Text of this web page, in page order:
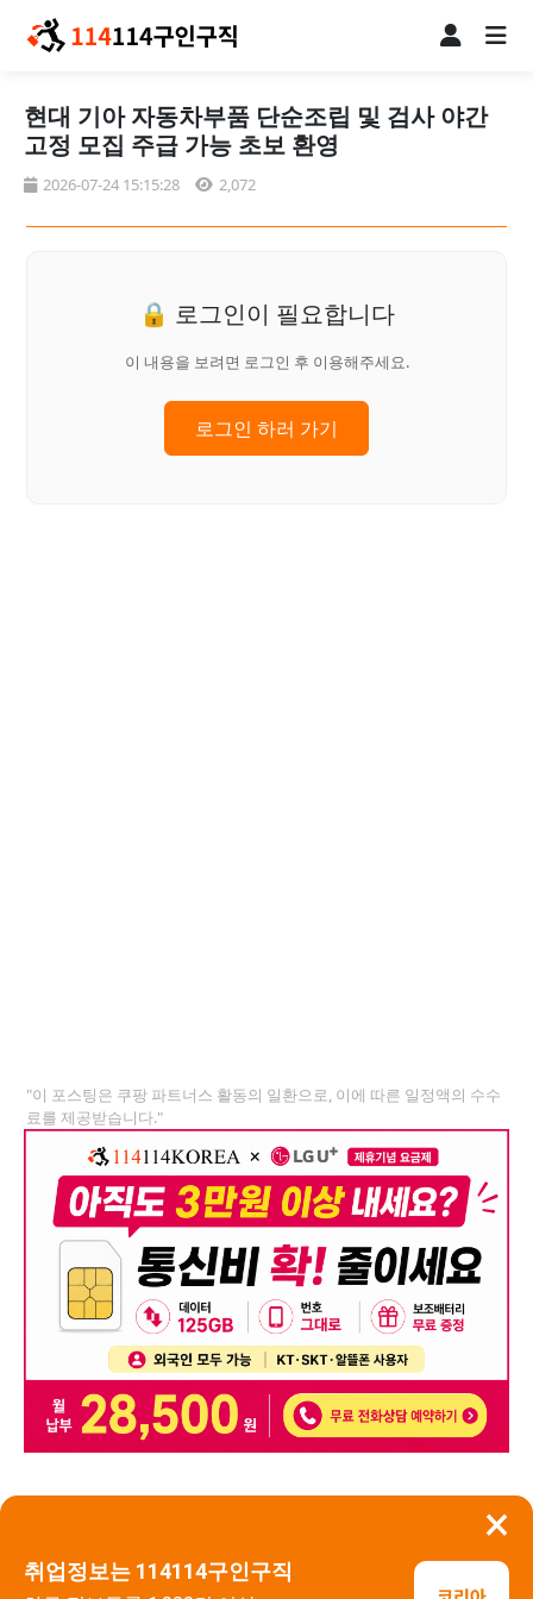
×
취업정보는 114114구인구직
현대 기아 자동차부품 단순조립 및 검사 야간
고정 모집 주급 가능 초보 환영
2026-07-24 15:15:28 2,072
🔒 로그인이 필요합니다
이 내용을 보려면 로그인 후 이용해주세요.
로그인 하러 가기
"이 포스팅은 쿠팡 파트너스 활동의 일환으로, 이에 따른 일정액의 수수
료를 제공받습니다."